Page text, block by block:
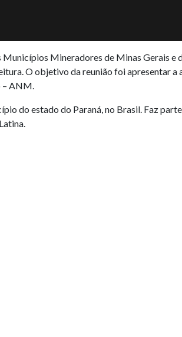
Mineradores de Minas Gerais
O objetivo da reunião foi apresentar
– ANM.
do estado do Paraná, no Brasil. Faz